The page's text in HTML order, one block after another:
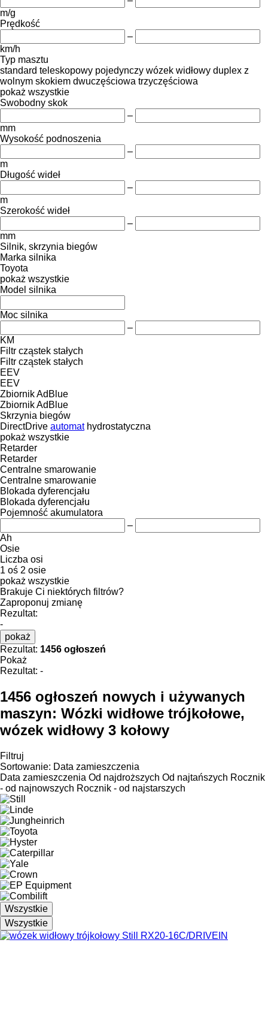
m/g
Prędkość
–
km/h
Typ masztu
standard teleskopowy pojedynczy wózek widłowy duplex z
wolnym skokiem dwuczęściowa trzyczęściowa
pokaż wszystkie
Swobodny skok
–
mm
Wysokość podnoszenia
–
m
Długość wideł
–
m
Szerokość wideł
–
mm
Silnik, skrzynia biegów
Marka silnika
Toyota
pokaż wszystkie
Model silnika
Moc silnika
–
KM
Filtr cząstek stałych
Filtr cząstek stałych
EEV
EEV
Zbiornik AdBlue
Zbiornik AdBlue
Skrzynia biegów
DirectDrive automat hydrostatyczna
pokaż wszystkie
Retarder
Retarder
Centralne smarowanie
Centralne smarowanie
Blokada dyferencjału
Blokada dyferencjału
Pojemność akumulatora
–
Ah
Osie
Liczba osi
1 oś 2 osie
pokaż wszystkie
Brakuje Ci niektórych filtrów?
Zaproponuj zmianę
Rezultat:
-
pokaż
Rezultat: 1456 ogłoszeń
Pokaż
Rezultat: -
1456 ogłoszeń nowych i używanych
maszyn: Wózki widłowe trójkołowe,
wózek widłowy 3 kołowy
Filtruj
Sortowanie: Data zamieszczenia
Data zamieszczenia Od najdroższych Od najtańszych Rocznik
- od najnowszych Rocznik - od najstarszych
Wszystkie
Wszystkie